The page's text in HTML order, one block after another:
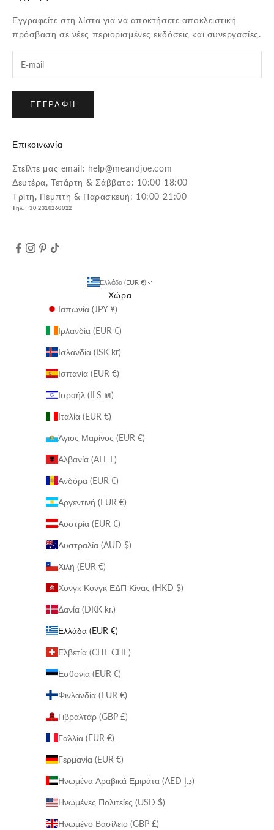
Εγγραφείτε στη λίστα για να αποκτήσετε αποκλειστική
πρόσβαση σε νέες περιορισμένες εκδόσεις και συνεργασίες.
ΕΓΓΡΑΦΉ
Επικοινωνία
Στείλτε μας email: help@meandjoe.com
Δευτέρα, Τετάρτη & Σάββατο: 10:00-18:00
Τρίτη, Πέμπτη & Παρασκευή: 10:00-21:00
Τηλ. +30 2310260022
Ελλάδα (EUR €)
Χώρα
Ιαπωνία (JPY ¥)
Ιρλανδία (EUR €)
Ισλανδία (ISK kr)
Ισπανία (EUR €)
Ισραήλ (ILS ₪)
Ιταλία (EUR €)
Άγιος Μαρίνος (EUR €)
Αλβανία (ALL L)
Ανδόρα (EUR €)
Αργεντινή (EUR €)
Αυστρία (EUR €)
Αυστραλία (AUD $)
Χιλή (EUR €)
Χονγκ Κονγκ ΕΔΠ Κίνας (HKD $)
Δανία (DKK kr.)
Ελλάδα (EUR €)
Ελβετία (CHF CHF)
Εσθονία (EUR €)
Φινλανδία (EUR €)
Γιβραλτάρ (GBP £)
Γαλλία (EUR €)
Γερμανία (EUR €)
Ηνωμένα Αραβικά Εμιράτα (AED د.إ)
Ηνωμένες Πολιτείες (USD $)
Ηνωμένο Βασίλειο (GBP £)